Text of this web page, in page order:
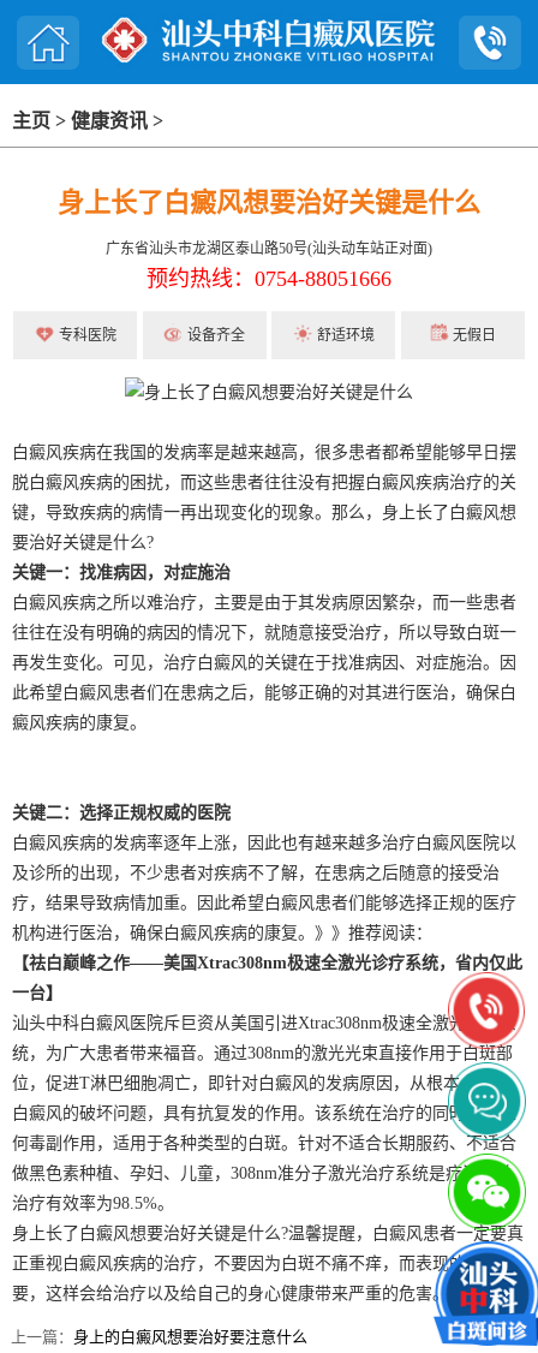
主页 > 健康资讯 >
身上长了白癜风想要治好关键是什么
广东省汕头市龙湖区泰山路50号(汕头动车站正对面)
预约热线：0754-88051666
专科医院 设备齐全 舒适环境 无假日
白癜风疾病在我国的发病率是越来越高，很多患者都希望能够早日摆
脱白癜风疾病的困扰，而这些患者往往没有把握白癜风疾病治疗的关
键，导致疾病的病情一再出现变化的现象。那么，身上长了白癜风想
要治好关键是什么?
关键一：找准病因，对症施治
白癜风疾病之所以难治疗，主要是由于其发病原因繁杂，而一些患者
往往在没有明确的病因的情况下，就随意接受治疗，所以导致白斑一
再发生变化。可见，治疗白癜风的关键在于找准病因、对症施治。因
此希望白癜风患者们在患病之后，能够正确的对其进行医治，确保白
癜风疾病的康复。
关键二：选择正规权威的医院
白癜风疾病的发病率逐年上涨，因此也有越来越多治疗白癜风医院以
及诊所的出现，不少患者对疾病不了解，在患病之后随意的接受治
疗，结果导致病情加重。因此希望白癜风患者们能够选择正规的医疗
机构进行医治，确保白癜风疾病的康复。》》推荐阅读：
【祛白巅峰之作——美国Xtrac308nm极速全激光诊疗系统，省内仅此
一台】
汕头中科白癜风医院斥巨资从美国引进Xtrac308nm极速全激光诊疗系
统，为广大患者带来福音。通过308nm的激光光束直接作用于白斑部
位，促进T淋巴细胞凋亡，即针对白癜风的发病原因，从根本上解决
白癜风的破坏问题，具有抗复发的作用。该系统在治疗的同时，无任
何毒副作用，适用于各种类型的白斑。针对不适合长期服药、不适合
做黑色素种植、孕妇、儿童，308nm准分子激光治疗系统是疗法，总
治疗有效率为98.5%。
身上长了白癜风想要治好关键是什么?温馨提醒，白癜风患者一定要真
正重视白癜风疾病的治疗，不要因为白斑不痛不痒，而表现的无关紧
要，这样会给治疗以及给自己的身心健康带来严重的危害。
上一篇： 身上的白癜风想要治好要注意什么